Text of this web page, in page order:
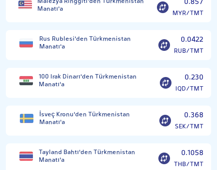
Manatı'a MYR/TMT
Rus Rublesi'den Türkmenistan
Manatı'a
0.0422
RUB/TMT
100 Irak Dinarı'den Türkmenistan
Manatı'a
0.230
IQD/TMT
İsveç Kronu'den Türkmenistan
Manatı'a
0.368
SEK/TMT
Tayland Bahtı'den Türkmenistan
Manatı'a
0.1058
THB/TMT